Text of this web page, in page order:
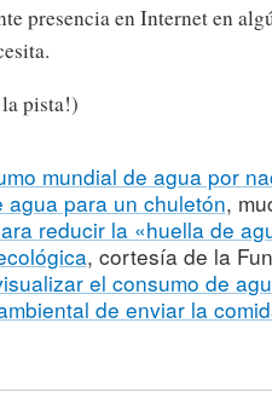
presencia en Internet en
pista!)
mundial de agua por
agua para un chuletón,
reducir la «huella de
, cortesía de la
el consumo de
de enviar la